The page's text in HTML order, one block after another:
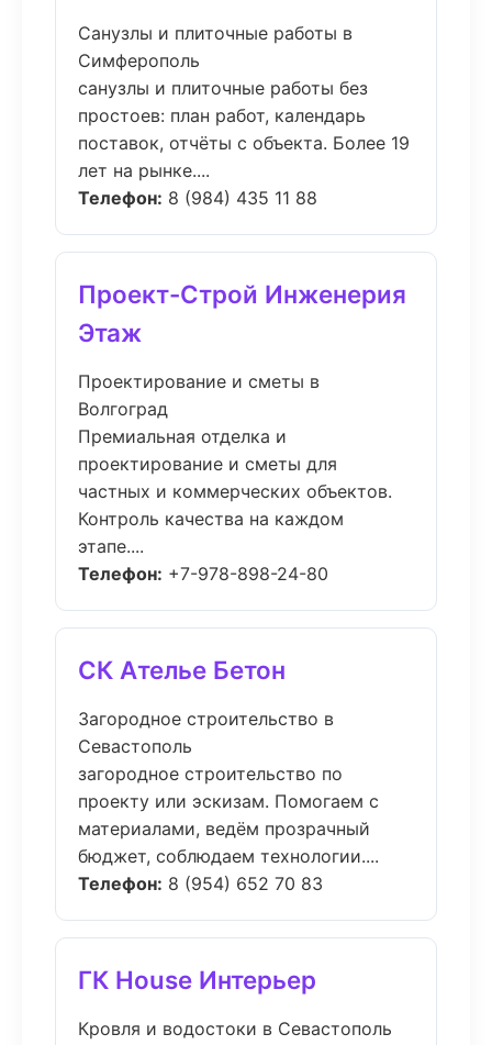
Санузлы и плиточные работы в
Симферополь
санузлы и плиточные работы без
простоев: план работ, календарь
поставок, отчёты с объекта. Более 19
лет на рынке....
Телефон: 8 (984) 435 11 88
Проект-Строй Инженерия
Этаж
Проектирование и сметы в
Волгоград
Премиальная отделка и
проектирование и сметы для
частных и коммерческих объектов.
Контроль качества на каждом
этапе....
Телефон: +7-978-898-24-80
СК Ателье Бетон
Загородное строительство в
Севастополь
загородное строительство по
проекту или эскизам. Помогаем с
материалами, ведём прозрачный
бюджет, соблюдаем технологии....
Телефон: 8 (954) 652 70 83
ГК House Интерьер
Кровля и водостоки в Севастополь